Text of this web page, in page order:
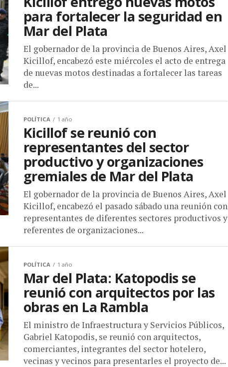
para fortalecer la seguridad en
Mar del Plata
El gobernador de la provincia de Buenos Aires, Axel
Kicillof, encabezó este miércoles el acto de entrega
de nuevas motos destinadas a fortalecer las tareas
de...
POLÍTICA 1 año
Kicillof se reunió con
representantes del sector
productivo y organizaciones
gremiales de Mar del Plata
El gobernador de la provincia de Buenos Aires, Axel
Kicillof, encabezó el pasado sábado una reunión con
representantes de diferentes sectores productivos y
referentes de organizaciones...
POLÍTICA 1 año
Mar del Plata: Katopodis se
reunió con arquitectos por las
obras en La Rambla
El ministro de Infraestructura y Servicios Públicos,
Gabriel Katopodis, se reunió con arquitectos,
comerciantes, integrantes del sector hotelero,
vecinas y vecinos para presentarles el proyecto de...